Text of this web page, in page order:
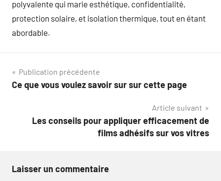
polyvalente qui marie esthétique, confidentialité,
protection solaire, et isolation thermique, tout en étant
abordable.
Navigation
de
Publication précédente
Ce que vous voulez savoir sur sur cette page
Article suivant
Les conseils pour appliquer efficacement de
films adhésifs sur vos vitres
Laisser un commentaire